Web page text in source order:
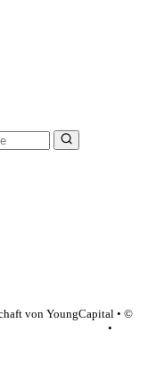
von YoungCapital • ©
•